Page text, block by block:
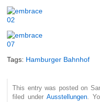
Tags: Hamburger Bahnhof
This entry was posted on
filed under Ausstellungen .